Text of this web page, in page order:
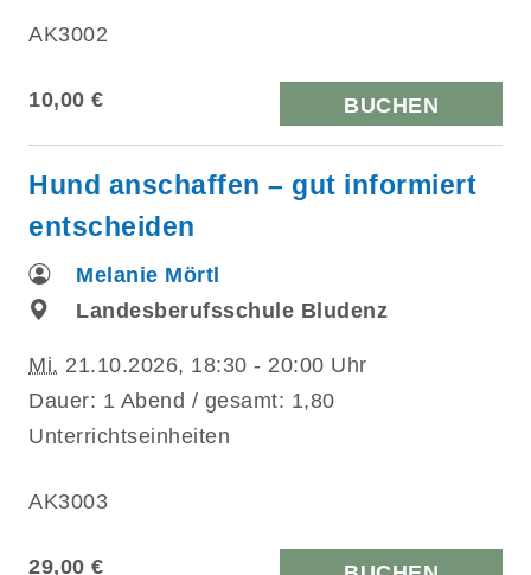
AK3002
10,00 € BUCHEN
Hund anschaffen – gut informiert
entscheiden
Melanie Mörtl
Landesberufsschule Bludenz
Mi. 21.10.2026, 18:30 - 20:00 Uhr
Dauer: 1 Abend / gesamt: 1,80
Unterrichtseinheiten
AK3003
29,00 €